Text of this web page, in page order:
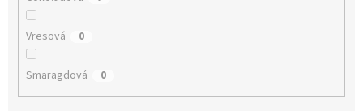
Vresová 0
Smaragdová 0